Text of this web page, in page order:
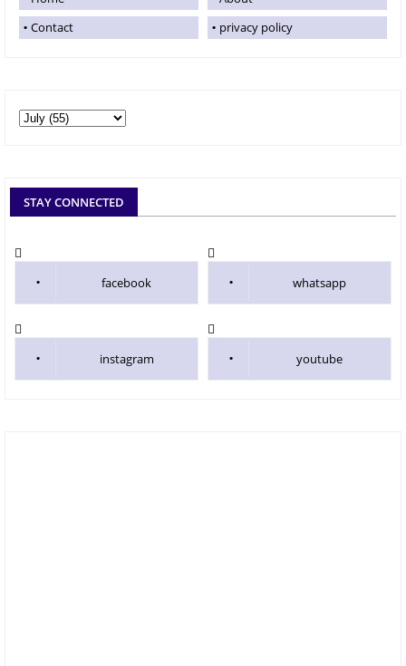
Contact
privacy policy
STAY CONNECTED
facebook whatsapp
instagram youtube